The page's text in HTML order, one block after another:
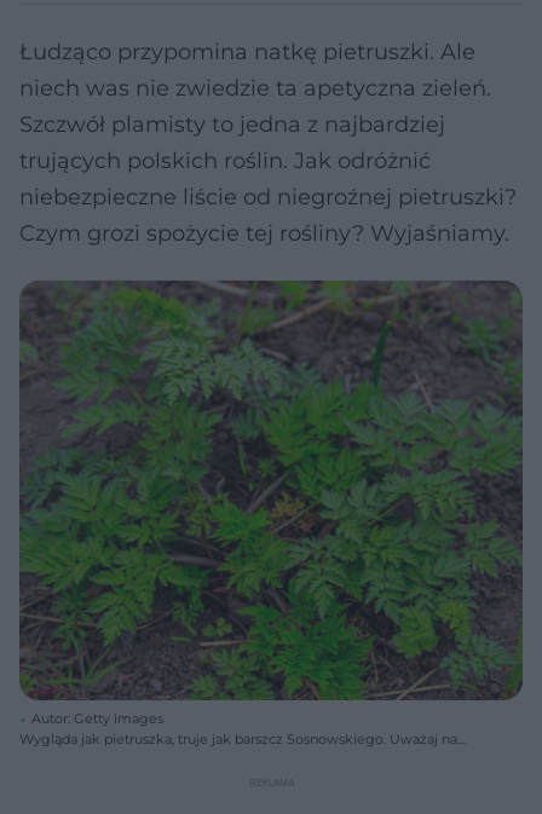
Łudząco przypomina natkę pietruszki. Ale
niech was nie zwiedzie ta apetyczna zieleń.
Szczwół plamisty to jedna z najbardziej
trujących polskich roślin. Jak odróżnić
niebezpieczne liście od niegroźnej pietruszki?
Czym grozi spożycie tej rośliny? Wyjaśniamy.
Autor: Getty Images
Wygląda jak pietruszka, truje jak barszcz Sosnowskiego. Uważaj na